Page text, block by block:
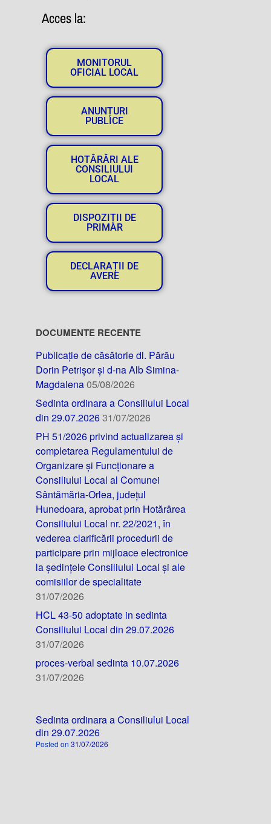
Acces la:
MONITORUL
OFICIAL LOCAL
ANUNȚURI
PUBLICE
HOTĂRĂRI ALE
CONSILIULUI
LOCAL
DISPOZIȚII DE
PRIMAR
DECLARAȚII DE
AVERE
DOCUMENTE RECENTE
Publicație de căsătorie dl. Părău
Dorin Petrișor și d-na Alb Simina-
Magdalena05/08/2026
Sedinta ordinara a Consiliului Local
din 29.07.202631/07/2026
PH 51/2026 privind actualizarea și
completarea Regulamentului de
Organizare și Funcționare a
Consiliului Local al Comunei
Sântămăria-Orlea, județul
Hunedoara, aprobat prin Hotărârea
Consiliului Local nr. 22/2021, în
vederea clarificării procedurii de
participare prin mijloace electronice
la ședințele Consiliului Local și ale
comisiilor de specialitate
31/07/2026
HCL 43-50 adoptate in sedinta
Consiliului Local din 29.07.2026
31/07/2026
proces-verbal sedinta 10.07.2026
31/07/2026
Sedinta ordinara a Consiliului Local
din 29.07.2026
Posted on31/07/2026